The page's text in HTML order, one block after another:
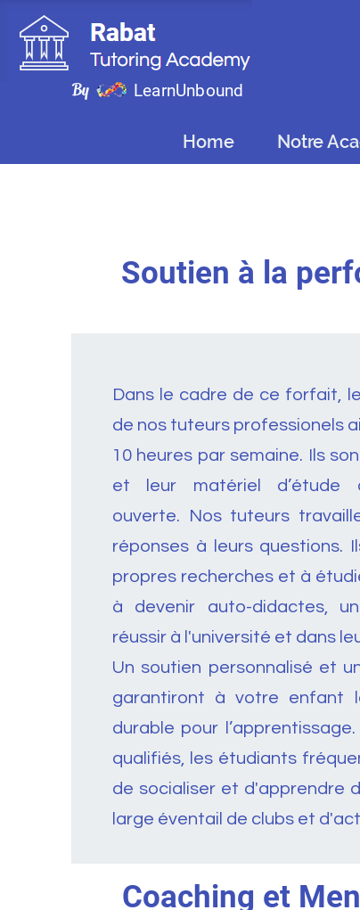
By LearnUnbound
Home Notre
Soutien à la
Dans le cadre de ce forfait,
de nos tuteurs professionels
10 heures par semaine. Ils
et leur matériel d’étude
ouverte.
Nos tuteurs
réponses à leurs questions.
propres recherches et à
à devenir auto-didactes,
réussir à l'université et dans
Un soutien personnalisé et
garantiront à votre enfant
durable pour
qualifiés, les étudiants
de socialiser et d'apprendre
large éventail de clubs et
Coaching et